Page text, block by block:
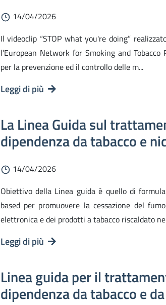
14/04/2026
Il videoclip “STOP what you're doing”
l’European Network for Smoking and
per la prevenzione ed il controllo delle m...
Leggi di più
La Linea Guida sul
dipendenza da tabacco e
14/04/2026
Obiettivo della Linea guida è quello di
based per promuovere la cessazione del
elettronica e dei prodotti a tabacco riscaldato
Leggi di più
Linea guida per il
dipendenza da tabacco e